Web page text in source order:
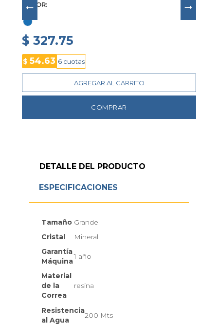
COLOR
$ 327.75
$ 54.63 6 cuotas
AGREGAR AL CARRITO
COMPRAR
DETALLE DEL PRODUCTO
ESPECIFICACIONES
Tamaño Grande
Cristal
Mineral
Garantía
Máquina
1 año
Material
de la
Correa
resina
Resistencia
al Agua
200 Mts